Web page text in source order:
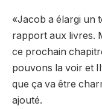
«Jacob a élargi un
rapport aux livres.
ce prochain
pouvons la voir et
que ça va être
ajouté.